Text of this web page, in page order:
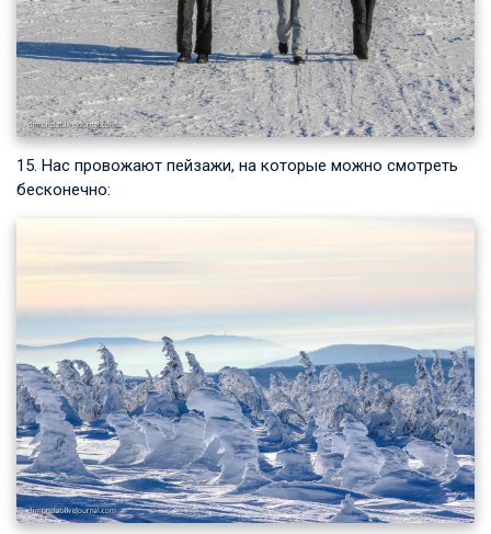
15. Нас провожают пейзажи, на которые можно смотреть
бесконечно: